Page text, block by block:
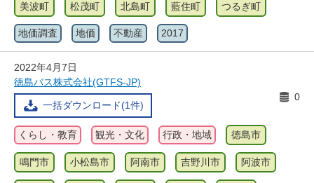
美波町 松茂町 北島町 藍住町 つるぎ町
地価調査 地価 不動産 2017
2022年4月7日
徳島バス株式会社(GTFS-JP)
一括ダウンロード(1件)
0
くらし・教育 観光・文化 行政・地域 徳島市
鳴門市 小松島市 阿南市 吉野川市 阿波市